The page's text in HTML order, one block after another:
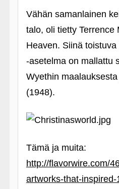
Vähän samanlainen
talo, oli tietty Terrence
Heaven. Siinä
‑asetelma on mallattu
Wyethin maalauksesta
(1948).
Tämä ja muita:
http://flavorwire.com/
artworks-that-